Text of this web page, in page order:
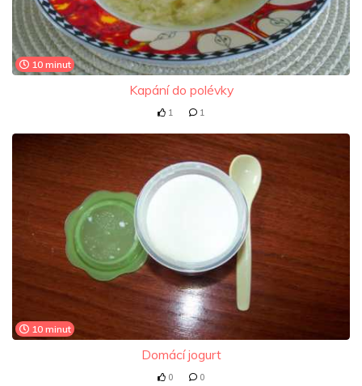
10 minut
Kapání do polévky
1 1
10 minut
Domácí jogurt
0 0